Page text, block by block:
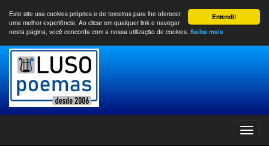
Entendi!
Este site usa cookies próprios e de terceiros para lhe oferecer
uma melhor experiência. Ao clicar em qualquer link e navegar
nesta página, você concorda com a nossa utilização de cookies. Saiba mais